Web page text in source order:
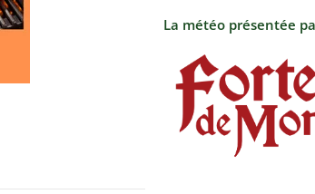
La météo présentée